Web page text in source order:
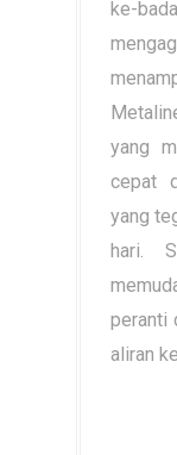
ke-
yang
cepat
yang
hari.
peranti
aliran